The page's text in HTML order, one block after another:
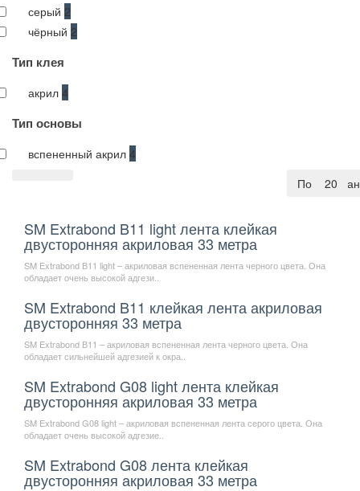
серый 2
чёрный 2
Тип клея
акрил 4
Тип основы
вспененный акрил 4
20
По
SM Extrabond B11 light лента клейкая
двусторонняя акриловая 33 метра
SM Extrabond В11 light – акриловая вспененная лента черного цвета. Она
обладает очень высокой адгези..
SM Extrabond B11 клейкая лента акриловая
двусторонняя 33 метра
SM Extrabond В11 – акриловая вспененная лента черного цвета. Она
обладает сильнейшей адгезией к окра..
SM Extrabond G08 light лента клейкая
двусторонняя акриловая 33 метра
SM Extrabond G08 light – акриловая вспененная лента серого цвета. Она
обладает очень высокой адгезие..
SM Extrabond G08 лента клейкая
двусторонняя акриловая 33 метра